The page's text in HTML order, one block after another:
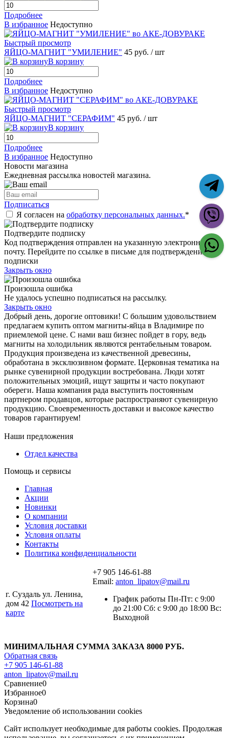
Подробнее
В избранное Недоступно
Быстрый просмотр
ЯЙЦО-МАГНИТ "УМИЛЕНИЕ" 45 руб. / шт
В корзину
Подробнее
В избранное Недоступно
Быстрый просмотр
ЯЙЦО-МАГНИТ "СЕРАФИМ" 45 руб. / шт
В корзину
Подробнее
В избранное Недоступно
Новости магазина
Ежедневная рассылка новостей магазина.
Подписаться
Я согласен на обработку персональных данных.*
Подтвердите подписку
Код подтверждения отправлен на указанную электронную
почту. Перейдите по ссылке в письме для подтверждения
подписки
Закрыть окно
Произошла ошибка
Не удалось успешно подписаться на рассылку.
Закрыть окно
Добрый день, дорогие оптовики! С большим удовольствием
предлагаем купить оптом магниты-яйца в Владимире по
приемлемой цене. С нами ваш бизнес пойдет в гору, ведь
магниты на холодильник являются рентабельным товаром.
Продукция произведена из качественной древесины,
обработана в эксклюзивном формате. Церковная тематика на
рынке сувенирной продукции востребована. Люди хотят
положительных эмоций, ищут защиты и часто покупают
обереги. Наша компания рада выступить постоянным
партнером продавцов, которые распространяют сувенирную
продукцию. Своевременность доставки и высокое качество
товаров гарантируем!
Наши предложения
Отдел качества
Помощь и сервисы
Главная
Акции
Новинки
О компании
Условия доставки
Условия оплаты
Контакты
Политика конфиденциальности
г. Суздаль ул. Ленина,
дом 42 Посмотреть на
карте
+7 905 146-61-88
Email: anton_lipatov@mail.ru
График работы Пн-Пт: с 9:00
до 21:00 Сб: с 9:00 до 18:00 Вс:
Выходной
МИНИМАЛЬНАЯ СУММА ЗАКАЗА 8000 РУБ.
Обратная связь
+7 905 146-61-88
anton_lipatov@mail.ru
Сравнение0
Избранное0
Корзина0
Уведомление об использовании cookies
Сайт использует необходимые для работы cookies. Продолжая